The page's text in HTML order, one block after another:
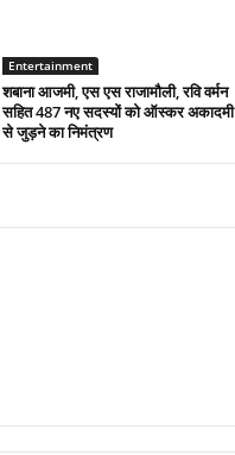
Entertainment
शबाना आजमी, एस एस राजामौली, रवि वर्मन
सहित 487 नए सदस्यों को ऑस्कर अकादमी
से जुड़ने का निमंत्रण